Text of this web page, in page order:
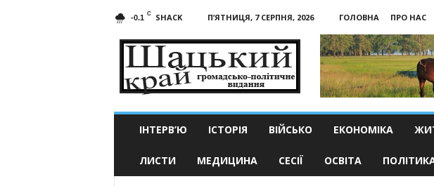
-0.1 C SHACK П’ЯТНИЦЯ, 7 СЕРПНЯ, 2026 ГОЛОВНА ПРО НАС
край
ІНТЕРВ’Ю ІСТОРІЯ ВІЙСЬКО ЕКОНОМІКА
ЛИСТИ МЕДИЦИНА СЕСІЇ ОСВІТА